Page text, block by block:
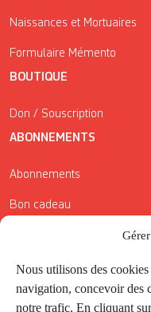
Nous utilisons des
navigation, concevoir des
notre trafic. En cliquant
Naissances et Mortuaires
Formulaire Mémento
BOUTIQUE
Don / Souscription
ABONNEMENTS
Abonnements
Bon cadeau
Conditions générales de
Réductions de la Carte
Application